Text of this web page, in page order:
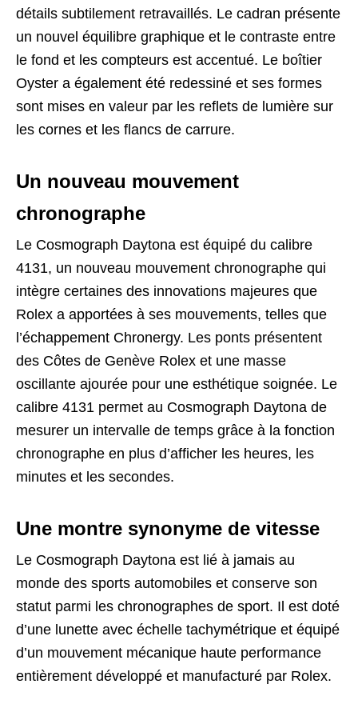
détails subtilement retravaillés. Le cadran présente
un nouvel équilibre graphique et le contraste entre
le fond et les compteurs est accentué. Le boîtier
Oyster a également été redessiné et ses formes
sont mises en valeur par les reflets de lumière sur
les cornes et les flancs de carrure.
Un nouveau mouvement
chronographe
Le Cosmograph Daytona est équipé du calibre
4131, un nouveau mouvement chronographe qui
intègre certaines des innovations majeures que
Rolex a apportées à ses mouvements, telles que
l’échappement Chronergy. Les ponts présentent
des Côtes de Genève Rolex et une masse
oscillante ajourée pour une esthétique soignée. Le
calibre 4131 permet au Cosmograph Daytona de
mesurer un intervalle de temps grâce à la fonction
chronographe en plus d’afficher les heures, les
minutes et les secondes.
Une montre synonyme de vitesse
Le Cosmograph Daytona est lié à jamais au
monde des sports automobiles et conserve son
statut parmi les chronographes de sport. Il est doté
d’une lunette avec échelle tachymétrique et équipé
d’un mouvement mécanique haute performance
entièrement développé et manufacturé par Rolex.